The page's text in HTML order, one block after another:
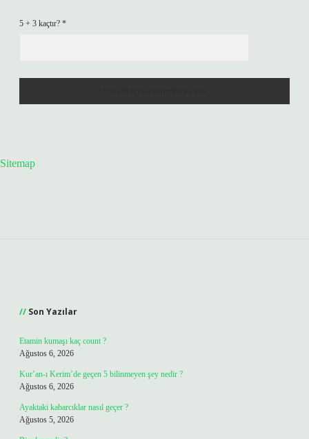
5 + 3 kaçtır? *
Sitemap
Son Yazılar
Etamin kumaşı kaç count ?
Ağustos 6, 2026
Kur’an-ı Kerim’de geçen 5 bilinmeyen şey nedir ?
Ağustos 6, 2026
Ayaktaki kabarcıklar nasıl geçer ?
Ağustos 5, 2026